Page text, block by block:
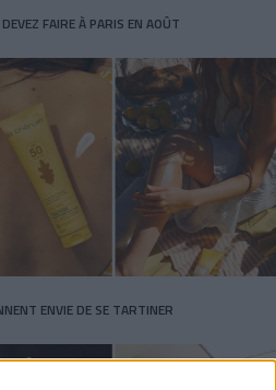
FAIRE À PARIS EN AOÛT
ENVIE DE SE TARTINER